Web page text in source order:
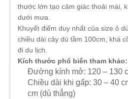
thước lớn tạo cảm giác thoải mái,
dưới mưa.
Khuyết điểm duy nhất của size ô
chiều dài cây dù tầm 100cm, khá
đi du lịch.
Kích thước phổ biến tham khảo:
Đường kính mở: 120 – 130
Chiều dài khi gấp: 30 – 40
cm (dù thẳng)